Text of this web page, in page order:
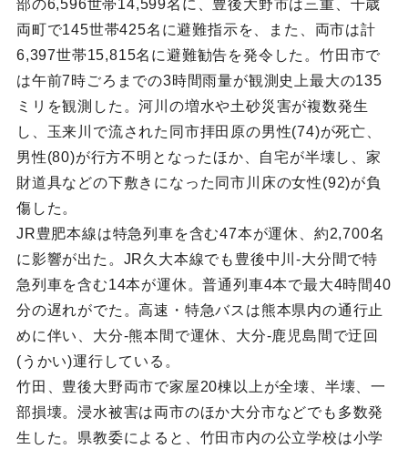
部の6,596世帯14,599名に、豊後大野市は三重、千歳
両町で145世帯425名に避難指示を、また、両市は計
6,397世帯15,815名に避難勧告を発令した。竹田市で
は午前7時ごろまでの3時間雨量が観測史上最大の135
ミリを観測した。河川の増水や土砂災害が複数発生
し、玉来川で流された同市拝田原の男性(74)が死亡、
男性(80)が行方不明となったほか、自宅が半壊し、家
財道具などの下敷きになった同市川床の女性(92)が負
傷した。
JR豊肥本線は特急列車を含む47本が運休、約2,700名
に影響が出た。JR久大本線でも豊後中川-大分間で特
急列車を含む14本が運休。普通列車4本で最大4時間40
分の遅れがでた。高速・特急バスは熊本県内の通行止
めに伴い、大分-熊本間で運休、大分-鹿児島間で迂回
(うかい)運行している。
竹田、豊後大野両市で家屋20棟以上が全壊、半壊、一
部損壊。浸水被害は両市のほか大分市などでも多数発
生した。県教委によると、竹田市内の公立学校は小学